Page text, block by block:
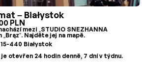
– Białystok
PLN
mezi „STUDIO SNEZHANNA
Najděte jej na mapě.
15-440 Białystok
otevřen 24 hodin denně, 7 dní v týdnu.